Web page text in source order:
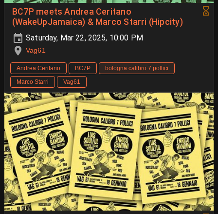
BC7P meets Andrea Ceritano
(WakeUpJamaica) & Marco Starri (Hipcity)
Saturday, Mar 22, 2025, 10:00 PM
Vag61
Andrea Ceritano BC7P
bologna calibro 7 pollici
Marco Starri
Vag61